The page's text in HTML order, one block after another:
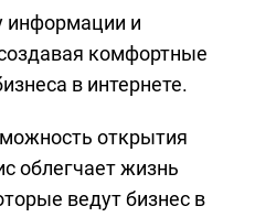
информации и
комфортные
в интернете.
открытия
облегчает жизнь
ведут бизнес в